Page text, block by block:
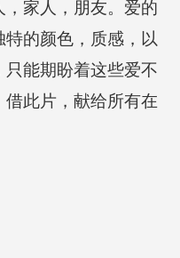
家人，朋友。爱的
的颜色，质感，以
能期盼着这些爱不
此片，献给所有在